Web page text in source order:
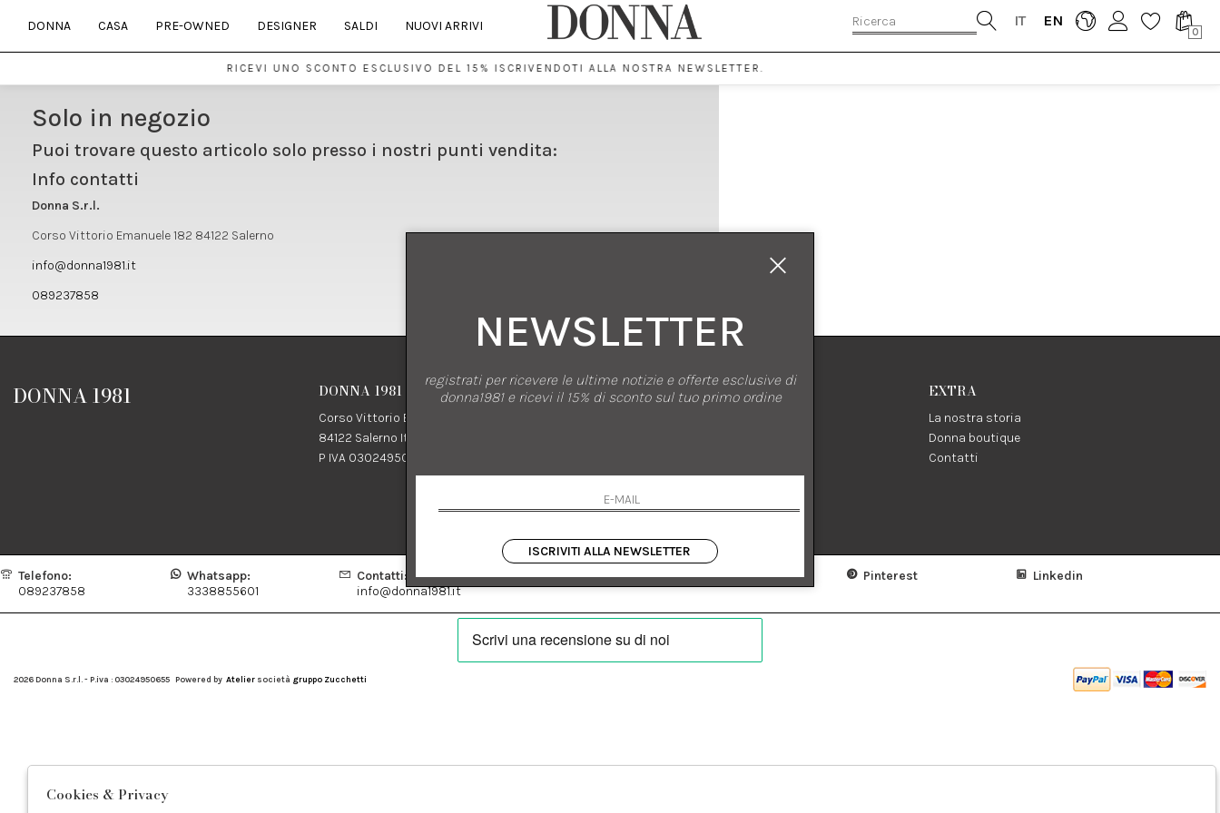
IT EN
0
DONNA CASA PRE-OWNED DESIGNER SALDI NUOVI ARRIVI
RICEVI UNO SCONTO ESCLUSIVO DEL 15% ISCRIVENDOTI ALLA NOSTRA NEWSLETTER.
Solo in negozio
Puoi trovare questo articolo solo presso i nostri punti vendita:
Info contatti
Donna S.r.l.
Corso Vittorio Emanuele 182 84122 Salerno
info@donna1981.it
089237858
DONNA 1981 DONNA 1981
Corso Vittorio Emanuele 182
84122 Salerno Italia
P IVA 03024950655
SHOPPING
Termini e condizioni
Condizioni di vendita
Spedizione
EXTRA
La nostra storia
Donna boutique
Contatti
Telefono:
089237858
Whatsapp:
3338855601
Contatti:
info@donna1981.it
Facebook Instagram Pinterest Linkedin
2026 Donna S.r.l. - P.iva : 03024950655 Powered by Atelier società gruppo Zucchetti
NEWSLETTER
registrati per ricevere le ultime notizie e offerte esclusive di
donna1981 e ricevi il 15% di sconto sul tuo primo ordine
ISCRIVITI ALLA NEWSLETTER
Cookies & Privacy